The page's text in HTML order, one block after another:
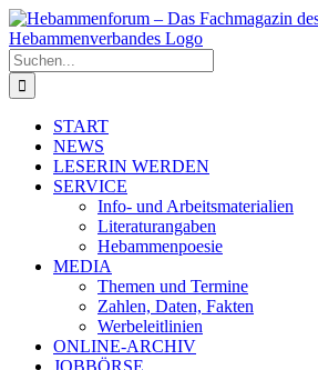
Zum
Inhalt
springen
Suche
nach:
START
NEWS
LESERIN WERDEN
SERVICE
Info- und Arbeitsmaterialien
Literaturangaben
Hebammenpoesie
MEDIA
Themen und Termine
Zahlen, Daten, Fakten
Werbeleitlinien
ONLINE-ARCHIV
JOBBÖRSE